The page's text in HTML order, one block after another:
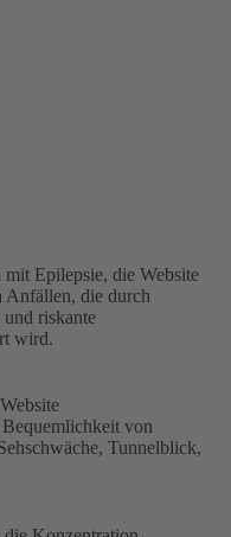
Epilepsie, die Website
Anfällen, die durch
riskante
wird.
von
Tunnelblick,